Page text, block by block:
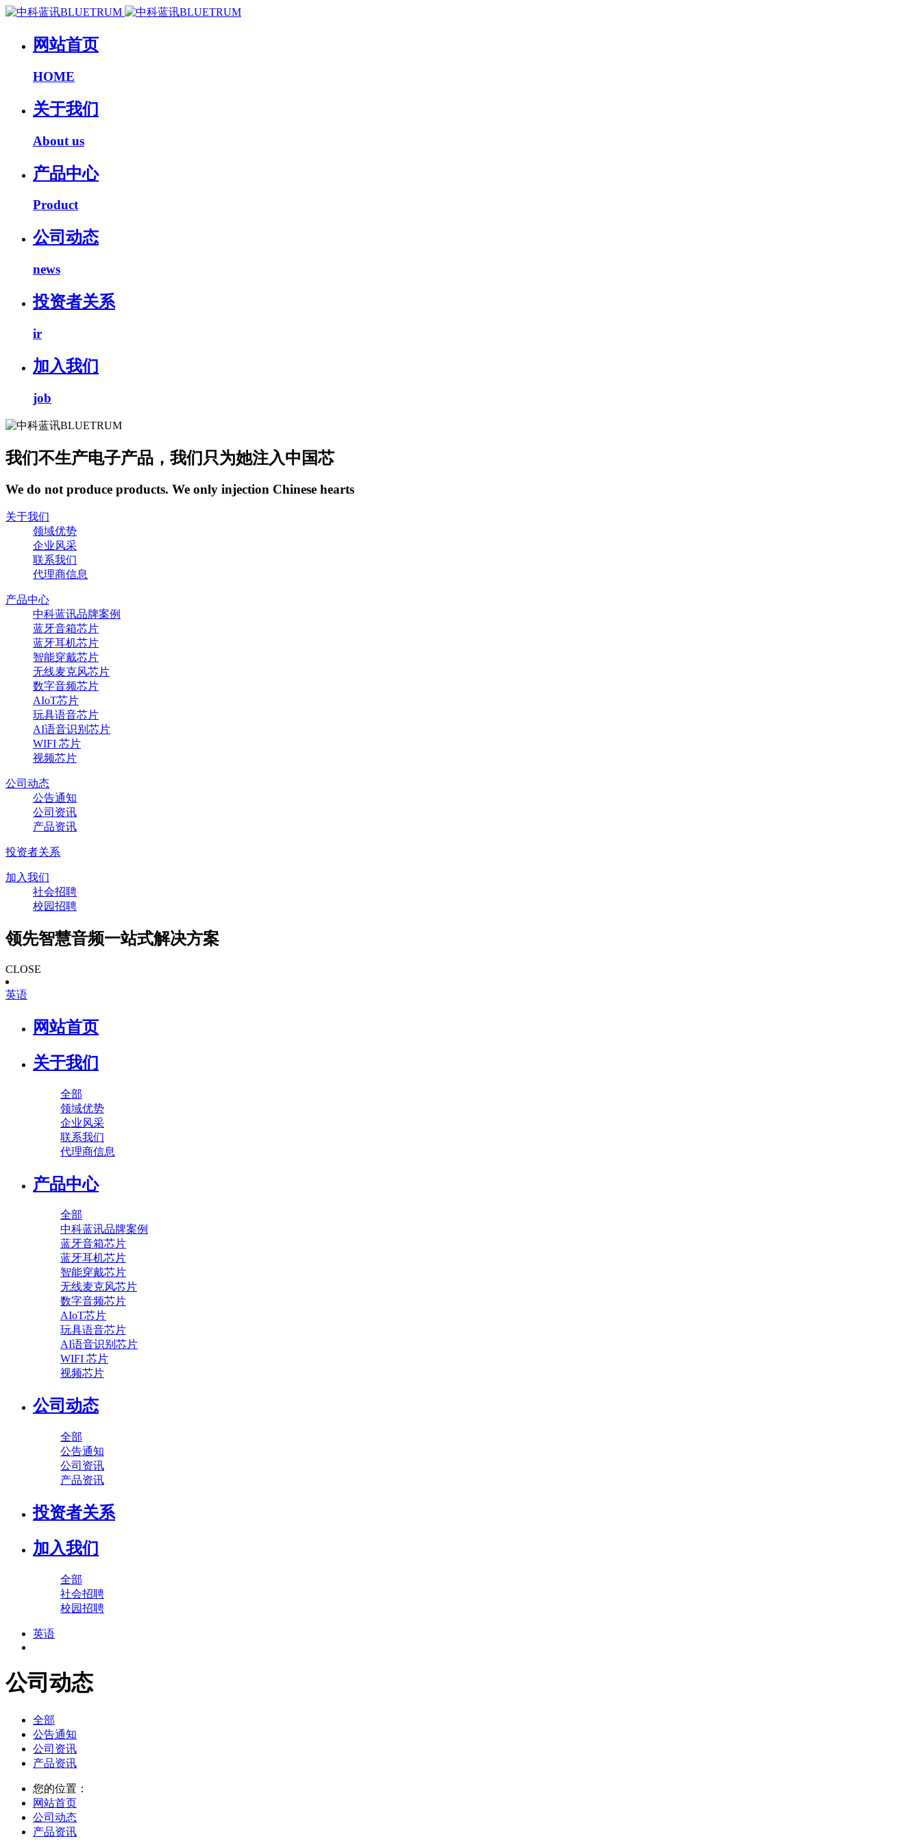
网站首页
HOME
关于我们
About us
产品中心
Product
公司动态
news
投资者关系
ir
加入我们
job
我们不生产电子产品，我们只为她注入中国芯
We do not produce products. We only injection Chinese hearts
关于我们
领域优势
企业风采
联系我们
代理商信息
产品中心
中科蓝讯品牌案例
蓝牙音箱芯片
蓝牙耳机芯片
智能穿戴芯片
无线麦克风芯片
数字音频芯片
AIoT芯片
玩具语音芯片
AI语音识别芯片
WIFI 芯片
视频芯片
公司动态
公告通知
公司资讯
产品资讯
投资者关系
加入我们
社会招聘
校园招聘
领先智慧音频一站式解决方案
CLOSE
英语
网站首页
关于我们
全部
领域优势
企业风采
联系我们
代理商信息
产品中心
全部
中科蓝讯品牌案例
蓝牙音箱芯片
蓝牙耳机芯片
智能穿戴芯片
无线麦克风芯片
数字音频芯片
AIoT芯片
玩具语音芯片
AI语音识别芯片
WIFI 芯片
视频芯片
公司动态
全部
公告通知
公司资讯
产品资讯
投资者关系
加入我们
全部
社会招聘
校园招聘
英语
公司动态
全部
公告通知
公司资讯
产品资讯
您的位置：
网站首页
公司动态
产品资讯